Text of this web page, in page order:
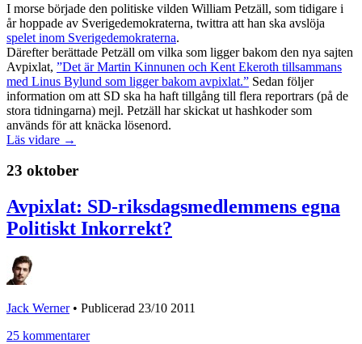
I morse började den politiske vilden William Petzäll, som tidigare i
år hoppade av Sverigedemokraterna, twittra att han ska avslöja
spelet inom Sverigedemokraterna.
Därefter berättade Petzäll om vilka som ligger bakom den nya sajten
Avpixlat, ”Det är Martin Kinnunen och Kent Ekeroth tillsammans
med Linus Bylund som ligger bakom avpixlat.” Sedan följer
information om att SD ska ha haft tillgång till flera reportrars (på de
stora tidningarna) mejl. Petzäll har skickat ut hashkoder som
används för att knäcka lösenord.
Läs vidare →
23 oktober
Avpixlat: SD-riksdagsmedlemmens egna
Politiskt Inkorrekt?
Jack Werner• Publicerad 23/10 2011
25 kommentarer